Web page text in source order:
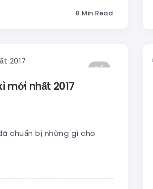
8 Min Read
5
mới nhất 2017
chuẩn bị những gì cho